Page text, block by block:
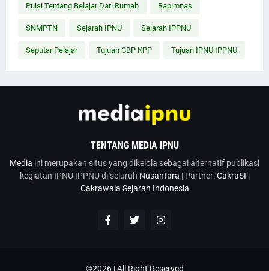
Puisi Tentang Belajar Dari Rumah Rapimnas
SNMPTN Sejarah IPNU Sejarah IPPNU
Seputar Pelajar Tujuan CBP KPP Tujuan IPNU IPPNU
TENTANG MEDIA IPNU
Media ini merupakan situs yang dikelola sebagai alternatif publikasi
kegiatan IPNU IPPNU di seluruh Nusantara | Partner:CakraSI |
Cakrawala Sejarah Indonesia
©2026 | All Right Reserved